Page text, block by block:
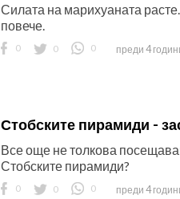
Силата на марихуаната
повече.
0 0 0 преди 4
Стобските пирамиди -
Все още не толкова
Стобските пирамиди?
0 0 0 преди 4